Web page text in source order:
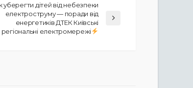
уберегти дітей від небезпеки
електроструму — поради від
енергетиків ДТЕК Київські
регіональні електромережі